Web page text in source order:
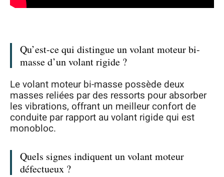
Qu’est-ce qui distingue un volant moteur bi-
masse d’un volant rigide ?
Le volant moteur bi-masse possède deux
masses reliées par des ressorts pour absorber
les vibrations, offrant un meilleur confort de
conduite par rapport au volant rigide qui est
monobloc.
Quels signes indiquent un volant moteur
défectueux ?